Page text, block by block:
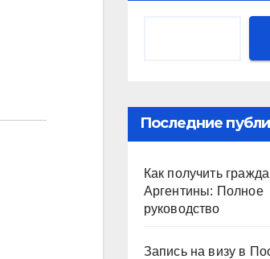
Последние
Как получить
Аргентины: Полное
руководство
Запись на визу в